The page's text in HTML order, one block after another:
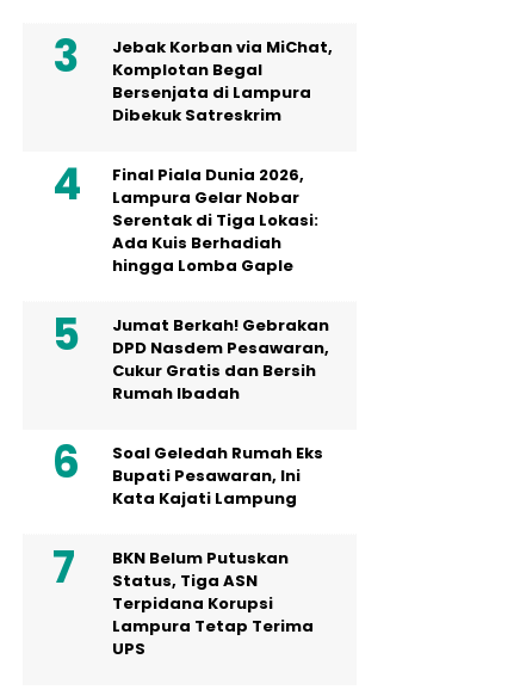
Jebak Korban via MiChat,
Komplotan Begal
Bersenjata di Lampura
Dibekuk Satreskrim
Final Piala Dunia 2026,
Lampura Gelar Nobar
Serentak di Tiga Lokasi:
Ada Kuis Berhadiah
hingga Lomba Gaple
Jumat Berkah! Gebrakan
DPD Nasdem Pesawaran,
Cukur Gratis dan Bersih
Rumah Ibadah
Soal Geledah Rumah Eks
Bupati Pesawaran, Ini
Kata Kajati Lampung
BKN Belum Putuskan
Status, Tiga ASN
Terpidana Korupsi
Lampura Tetap Terima
UPS